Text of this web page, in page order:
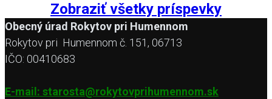
Zobraziť všetky príspevky
Obecný úrad Rokytov pri Humennom
Rokytov pri Humennom č. 151, 06713
IČO: 00410683
E-mail: starosta@rokytovprihumennom.sk